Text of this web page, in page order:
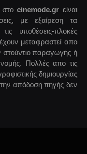
στοcinemode.gr είναι
με εξαίρεση τα
υποθέσεις-πλοκές
μεταφραστεί απο
στούντιο παραγωγής ή
Πολλές απο τις
δημιουργίας
απόδοση πηγής δεν